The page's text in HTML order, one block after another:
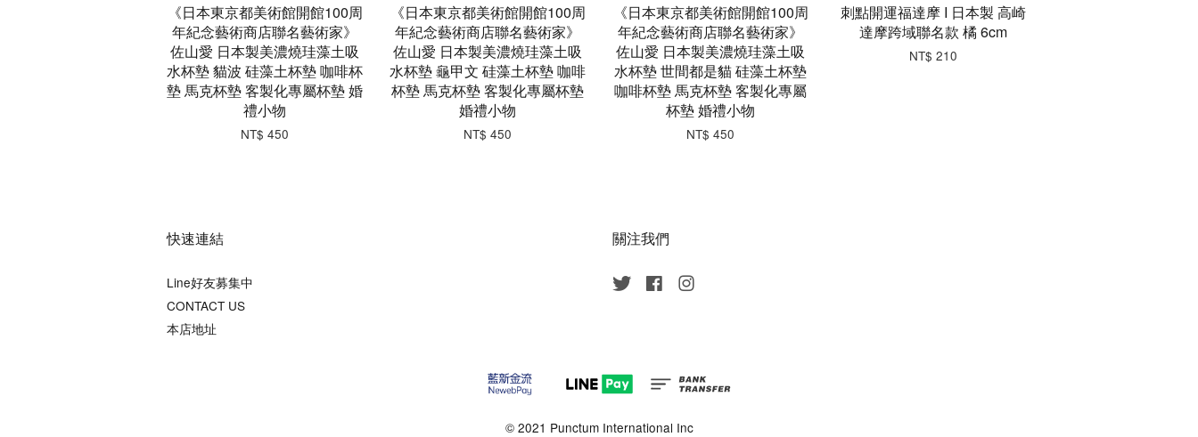
《日本東京都美術館開館100周
年紀念藝術商店聯名藝術家》
佐山愛 日本製美濃燒珪藻土吸
水杯墊 貓波 硅藻土杯墊 咖啡杯
墊 馬克杯墊 客製化專屬杯墊 婚
禮小物
NT$ 450
《日本東京都美術館開館100周
年紀念藝術商店聯名藝術家》
佐山愛 日本製美濃燒珪藻土吸
水杯墊 龜甲文 硅藻土杯墊 咖啡
杯墊 馬克杯墊 客製化專屬杯墊
婚禮小物
NT$ 450
《日本東京都美術館開館100周
年紀念藝術商店聯名藝術家》
佐山愛 日本製美濃燒珪藻土吸
水杯墊 世間都是貓 硅藻土杯墊
咖啡杯墊 馬克杯墊 客製化專屬
杯墊 婚禮小物
NT$ 450
刺點開運福達摩 I 日本製 高崎
達摩跨域聯名款 橘 6cm
NT$ 210
快速連結
Line好友募集中
CONTACT US
本店地址
關注我們
Twitter Facebook
© 2021 Punctum International Inc